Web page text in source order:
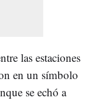
las estaciones
en un símbolo
se echó a